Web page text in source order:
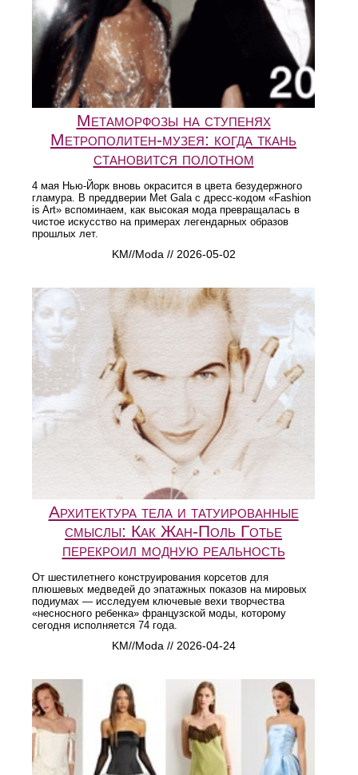
Метаморфозы на ступенях
Метрополитен-музея: когда ткань
становится полотном
4 мая Нью-Йорк вновь окрасится в цвета безудержного
гламура. В преддверии Met Gala с дресс-кодом «Fashion
is Art» вспоминаем, как высокая мода превращалась в
чистое искусство на примерах легендарных образов
прошлых лет.
KM//Moda // 2026-05-02
Архитектура тела и татуированные
смыслы: Как Жан-Поль Готье
перекроил модную реальность
От шестилетнего конструирования корсетов для
плюшевых медведей до эпатажных показов на мировых
подиумах — исследуем ключевые вехи творчества
«несносного ребенка» французской моды, которому
сегодня исполняется 74 года.
KM//Moda // 2026-04-24